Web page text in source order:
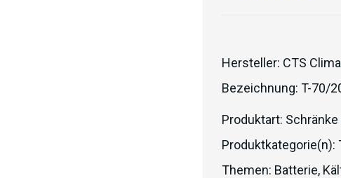
Hersteller: CTS
Bezeichnung: T-70/
Produktart: Schränke
Produktkategorie(n):
Themen: Batterie,